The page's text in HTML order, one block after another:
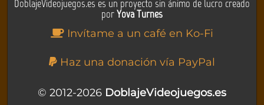
DoblajeVideojuegos.es es un proyecto sin ánimo de lucro creado
porYova Turnes
Invítame a un café en Ko-Fi
Haz una donación vía PayPal
© 2012-2026 DoblajeVideojuegos.es